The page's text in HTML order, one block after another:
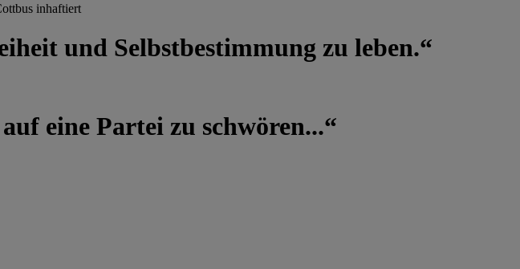
inhaftiert
und Selbstbestimmung zu leben.“
eine Partei zu schwören...“